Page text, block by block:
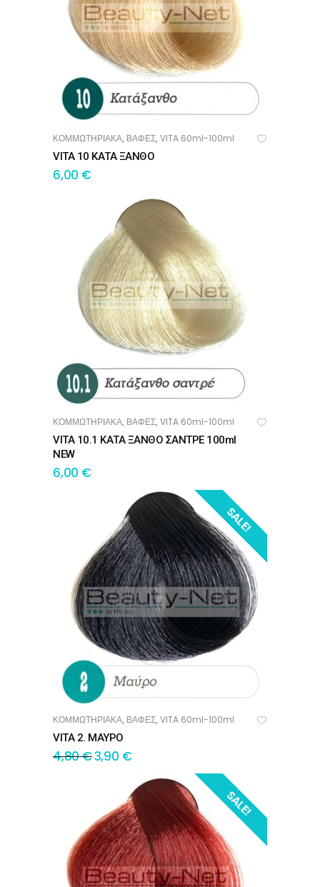
ΠΡΟΣΘΉΚΗ ΣΤΟ ΚΑΛΆΘΙ
ΚΟΜΜΩΤΗΡΙΑΚΑ, ΒΑΦΕΣ, VITA 60ml-100ml
VITA 10 ΚΑΤΑ ΞΑΝΘΟ
6,00 €
ΠΡΟΣΘΉΚΗ ΣΤΟ ΚΑΛΆΘΙ
ΚΟΜΜΩΤΗΡΙΑΚΑ, ΒΑΦΕΣ, VITA 60ml-100ml
VITA 10.1 ΚΑΤΑ ΞΑΝΘΟ ΣΑΝΤΡΕ 100ml
NEW
6,00 €
SALE!
ΠΡΟΣΘΉΚΗ ΣΤΟ ΚΑΛΆΘΙ
ΚΟΜΜΩΤΗΡΙΑΚΑ, ΒΑΦΕΣ, VITA 60ml-100ml
VITA 2. ΜΑΥΡΟ
4,80€3,90 €
SALE!